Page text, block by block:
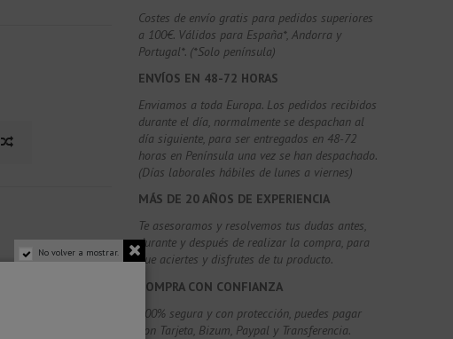
Costes de envío gratis para pedidos superiores
a 100€. Válidos para España*, Andorra y
Portugal*. (*Solo península)
ENVÍOS EN 48-72 HORAS
Enviamos a toda Europa. Los pedidos recibidos
durante el día, normalmente se despachan al
día siguiente, para ser entregados en 48-72
horas en Península una vez se han despachado.
(Días laborales hábiles de lunes a viernes)
MÁS DE 20 AÑOS DE EXPERIENCIA
Te asesoramos y resolvemos tus dudas antes,
durante y después de realizar la compra, para
que aciertes y disfrutes de tu producto.
COMPRA CON CONFIANZA
100% segura y con protección, puedes pagar
con Tarjeta, Bizum, Paypal y Transferencia.
No volver a mostrar.